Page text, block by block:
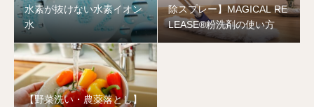
水素が抜けない水素イオン
水
除スプレー】MAGICAL RE
LEASE®︎粉洗剤の使い方
【野菜洗い・農薬落とし】